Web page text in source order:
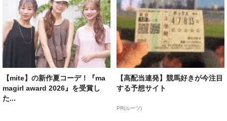
【mite】の新作夏コーデ！『ma
magirl award 2026』を受賞し
た...
【高配当連発】競馬好きが今注目
する予想サイト
PR(ルーツ)